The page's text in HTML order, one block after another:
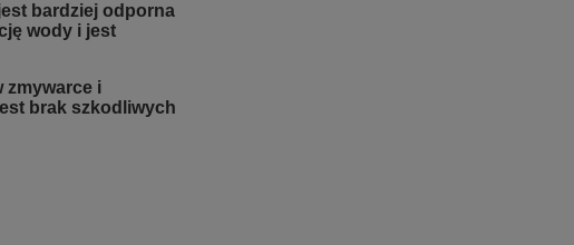
bardziej odporna
wody i jest
zmywarce i
brak szkodliwych